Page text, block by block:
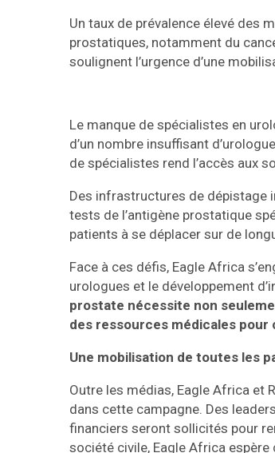
Un taux de prévalence élevé des
prostatiques, notamment du
soulignent l’urgence d’une
Le manque de spécialistes en
d’un nombre insuffisant
de spécialistes rend l’accès aux
Des infrastructures de dépistage
tests de l’antigène prostatique
patients à se déplacer sur de
Face à ces défis, Eagle Africa
urologues et le développement
prostate nécessite non
des ressources médicales
Une mobilisation de toutes les
Outre les médias, Eagle Africa et
dans cette campagne. Des
financiers seront sollicités pour
société civile, Eagle Africa